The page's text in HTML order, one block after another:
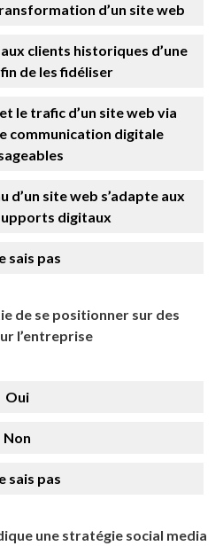
d’un site web
clients historiques d’une
de les fidéliser
le trafic d’un site web via
communication digitale
d’un site web s’adapte aux
digitaux
sais pas
de se positionner sur des
l’entreprise
Oui
Non
sais pas
une stratégie social media